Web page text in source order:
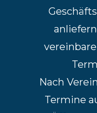
Nach
Termine